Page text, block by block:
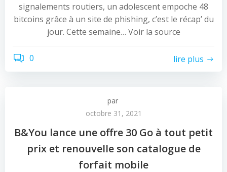
signalements routiers, un adolescent empoche 48
bitcoins grâce à un site de phishing, c’est le récap’ du
jour. Cette semaine… Voir la source
0 lire plus
par
octobre 31, 2021
B&You lance une offre 30 Go à tout petit
prix et renouvelle son catalogue de
forfait mobile